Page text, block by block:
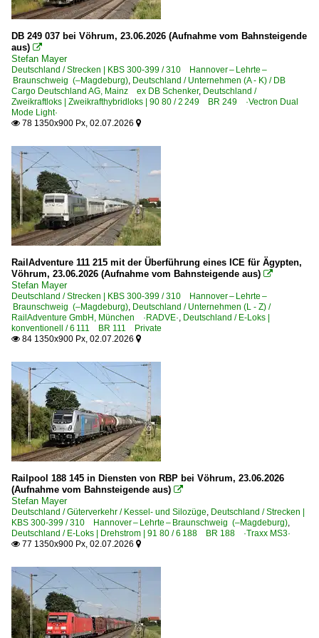
Stopfmaschinen | sonstige
1 203 BR 203.3 Umbau DR V 100.1
1 293 BR 293 · BR 710.9 DR V 100
Bahnhöfe (A - E)
Ahlten
Braunschweig Hbf ·HBS·
Eilsleben
Bahnhöfe (F - K)
Hämelerwald
Helmstedt
Bahnhöfe (L - Q)
Lehrte
Marienborn
Peine
Bahnhöfe (R - Z)
Vöhrum
Wefensleben
Bahntechnische Anlagen und Kunstbauten
Bahnübergänge
Detailfotos
Bahnübergänge
Dieselloks | 92 80
1 218 BR 218
1 218 BR 218 Private
1996
1997
1998
1999
2000
2002
2006
2007
2008
2009
2010
2010
2011
2012
2014
2015
2016
2017
2018
2019
2020
2020
2022
2023
2024
DB 249 037 bei Vöhrum, 23.06.2026 (Aufnahme vom Bahnsteigende
aus) 
Stefan Mayer
Deutschland / Strecken | KBS 300-399 / 310 Hannover – Lehrte –
Braunschweig (–Magdeburg), Deutschland / Unternehmen (A - K) / DB
Cargo Deutschland AG, Mainz ex DB Schenker, Deutschland /
Zweikraftloks | Zweikrafthybridloks | 90 80 / 2 249 BR 249 ·Vectron Dual
Mode Light·
 78 1350x900 Px, 02.07.2026 
RailAdventure 111 215 mit der Überführung eines ICE für Ägypten,
Vöhrum, 23.06.2026 (Aufnahme vom Bahnsteigende aus) 
Stefan Mayer
Deutschland / Strecken | KBS 300-399 / 310 Hannover – Lehrte –
Braunschweig (–Magdeburg), Deutschland / Unternehmen (L - Z) /
RailAdventure GmbH, München ·RADVE·, Deutschland / E-Loks |
konventionell / 6 111 BR 111 Private
 84 1350x900 Px, 02.07.2026 
Railpool 188 145 in Diensten von RBP bei Vöhrum, 23.06.2026
(Aufnahme vom Bahnsteigende aus) 
Stefan Mayer
Deutschland / Güterverkehr / Kessel- und Silozüge, Deutschland / Strecken |
KBS 300-399 / 310 Hannover – Lehrte – Braunschweig (–Magdeburg),
Deutschland / E-Loks | Drehstrom | 91 80 / 6 188 BR 188 ·Traxx MS3·
 77 1350x900 Px, 02.07.2026 